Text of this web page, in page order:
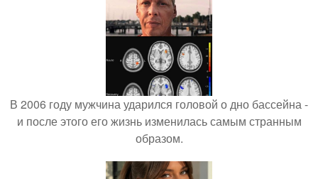
В 2006 году мужчина ударился головой о дно бассейна -
и после этого его жизнь изменилась самым странным
образом.